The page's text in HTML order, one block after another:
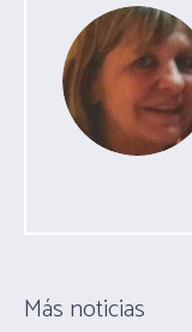
Más noticias